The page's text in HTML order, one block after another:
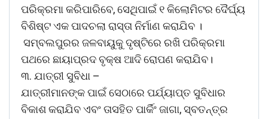
ପରିକ୍ରମା କରିପାରିବେ, ସେଥିପାଇଁ ୧ କିଲୋମିଟର ଦୈର୍ଘ୍ୟ
ବିଶିଷ୍ଟ ଏକ ପାଦଚଲା ରାସ୍ତା ନିର୍ମାଣ କରାଯିବ ।
ସମ୍ବଲପୁରର ଜଳବାୟୁକୁ ଦୃଷ୍ଟିରେ ରଖି ପରିକ୍ରମା
ପଥରେ ଛାୟାପ୍ରଦ ବୃକ୍ଷ ଆଦି ରୋପଣ କରାଯିବ।
୩. ଯାତ୍ରୀ ସୁବିଧା –
ଯାତ୍ରୀମାନଙ୍କ ପାଇଁ ସେଠାରେ ପର୍ଯ୍ୟାପ୍ତ ସୁବିଧାର
ବିକାଶ କରାଯିବ ଏବଂ ତାସହିତ ପାର୍କିଂ ଜାଗା, ସ୍ବତନ୍ତ୍ର